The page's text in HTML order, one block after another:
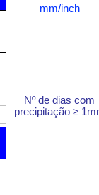
mm/inch
Nº de dias com
precipitação ≥